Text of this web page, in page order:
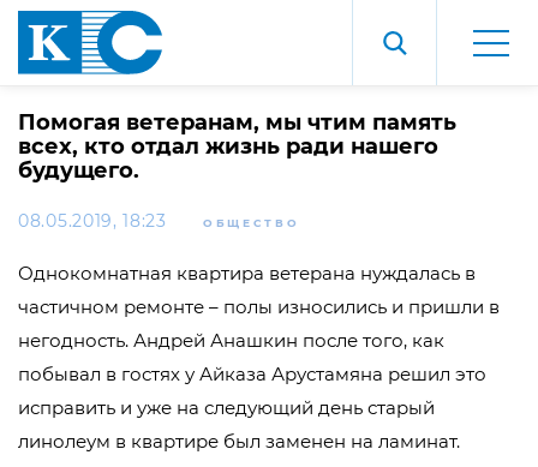
Помогая ветеранам, мы чтим память
всех, кто отдал жизнь ради нашего
будущего.
08.05.2019, 18:23 ОБЩЕСТВО
Однокомнатная квартира ветерана нуждалась в
частичном ремонте – полы износились и пришли в
негодность. Андрей Анашкин после того, как
побывал в гостях у Айказа Арустамяна решил это
исправить и уже на следующий день старый
линолеум в квартире был заменен на ламинат.